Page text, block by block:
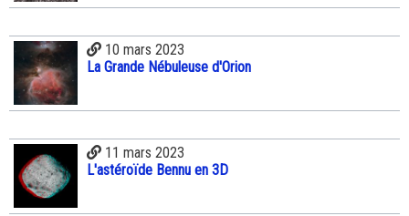
10 mars 2023
La Grande Nébuleuse d'Orion
11 mars 2023
L'astéroïde Bennu en 3D